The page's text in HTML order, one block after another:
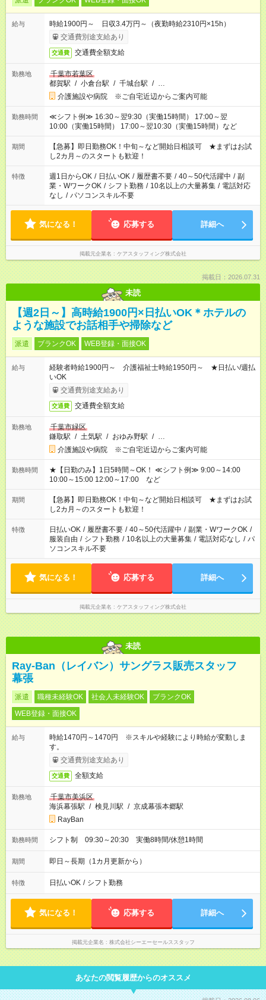
給与
時給1900円～ 日収3.4万円～（夜勤時給2310円×15h）
交通費別途支給あり
交通費 交通費全額支給
勤務地
千葉市若葉区
都賀駅 / 小倉台駅 / 千城台駅 / …
介護施設や病院 ※ご自宅近辺からご案内可能
勤務時間
≪シフト例≫ 16:30～翌9:30（実働15時間） 17:00～翌
10:00（実働15時間） 17:00～翌10:30（実働15時間）など
期間
【急募】即日勤務OK！中旬～など開始日相談可 ★まずはお試
し2カ月～のスタートも歓迎！
特徴 週1日からOK / 日払いOK / 履歴書不要 / 40～50代活躍中 / 副
業・WワークOK / シフト勤務 / 10名以上の大量募集 / 電話対応
なし / パソコンスキル不要
気になる！ 応募する 詳細へ
掲載元企業名 ケアスタッフィング株式会社
掲載日：2026.07.31
未読
【週2日～】高時給1900円×日払いOK＊ホテルの
ような施設でお話相手や掃除など
派遣 ブランクOK WEB登録・面接OK
給与
経験者時給1900円～ 介護福祉士時給1950円～ ★日払い/週払
いOK
交通費別途支給あり
交通費 交通費全額支給
勤務地
千葉市緑区
鎌取駅 / 土気駅 / おゆみ野駅 / …
介護施設や病院 ※ご自宅近辺からご案内可能
勤務時間
★【日勤のみ】1日5時間～OK！ ≪シフト例≫ 9:00～14:00
10:00～15:00 12:00～17:00 など
期間
【急募】即日勤務OK！中旬～など開始日相談可 ★まずはお試
し2カ月～のスタートも歓迎！
特徴 日払いOK / 履歴書不要 / 40～50代活躍中 / 副業・WワークOK /
服装自由 / シフト勤務 / 10名以上の大量募集 / 電話対応なし / パ
ソコンスキル不要
気になる！ 応募する 詳細へ
掲載元企業名 ケアスタッフィング株式会社
未読
Ray-Ban（レイバン）サングラス販売スタッフ
幕張
派遣 職種未経験OK 社会人未経験OK
ブランクOK
WEB登録・面接OK
給与
時給1470円～1470円 ※スキルや経験により時給が変動しま
す。
交通費別途支給あり
交通費 全額支給
勤務地
千葉市美浜区
海浜幕張駅 / 検見川駅 / 京成幕張本郷駅
RayBan
勤務時間 シフト制 09:30～20:30 実働8時間/休憩1時間
期間 即日～長期（1カ月更新から）
特徴 日払いOK / シフト勤務
気になる！ 応募する 詳細へ
掲載元企業名 株式会社シーエーセールススタッフ
あなたの閲覧履歴からのオススメ